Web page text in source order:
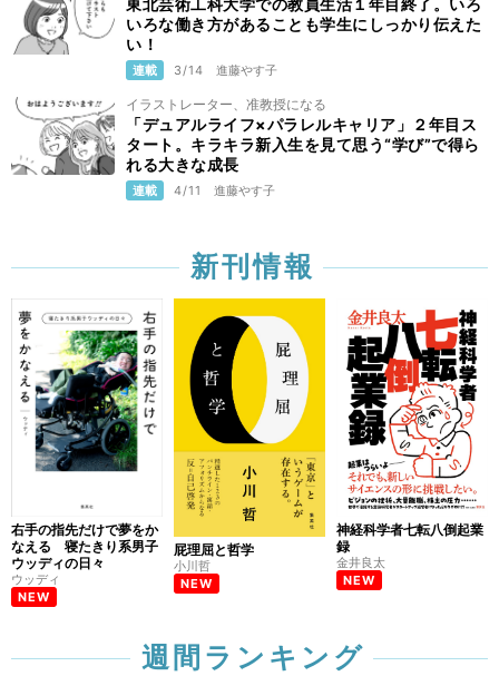
東北芸術工科大学での教員生活１年目終了。いろ
いろな働き方があることも学生にしっかり伝えた
い！
連載 3/14 進藤やす子
イラストレーター、准教授になる
「デュアルライフ×パラレルキャリア」２年目ス
タート。キラキラ新入生を見て思う“学び”で得ら
れる大きな成長
連載 4/11 進藤やす子
新刊情報
右手の指先だけで夢をか
なえる 寝たきり系男子
ウッディの日々
ウッディ
NEW
屁理屈と哲学
小川哲
NEW
神経科学者七転八倒起業
録
金井良太
NEW
週間ランキング